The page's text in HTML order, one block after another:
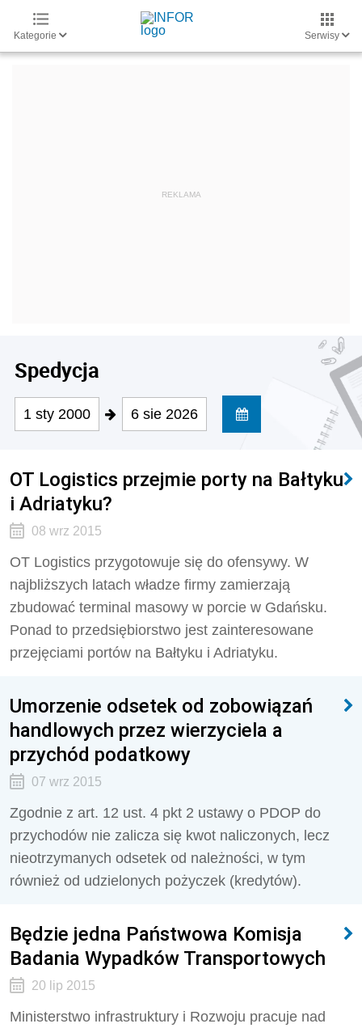
Kategorie Serwisy
Spedycja
1 sty 2000 6 sie 2026
OT Logistics przejmie porty na Bałtyku
i Adriatyku?
08 wrz 2015
OT Logistics przygotowuje się do ofensywy. W
najbliższych latach władze firmy zamierzają
zbudować terminal masowy w porcie w Gdańsku.
Ponad to przedsiębiorstwo jest zainteresowane
przejęciami portów na Bałtyku i Adriatyku.
Umorzenie odsetek od zobowiązań
handlowych przez wierzyciela a
przychód podatkowy
07 wrz 2015
Zgodnie z art. 12 ust. 4 pkt 2 ustawy o PDOP do
przychodów nie zalicza się kwot naliczonych, lecz
nieotrzymanych odsetek od należności, w tym
również od udzielonych pożyczek (kredytów).
Będzie jedna Państwowa Komisja
Badania Wypadków Transportowych
20 lip 2015
Ministerstwo infrastruktury i Rozwoju pracuje nad